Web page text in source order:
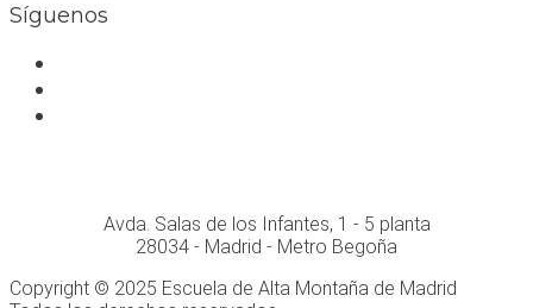
Síguenos
Avda. Salas de los Infantes, 1 - 5 planta
28034 - Madrid - Metro Begoña
Copyright © 2025 Escuela de Alta Montaña de Madrid